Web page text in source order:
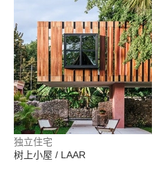
独立住宅
树上小屋 / LAAR